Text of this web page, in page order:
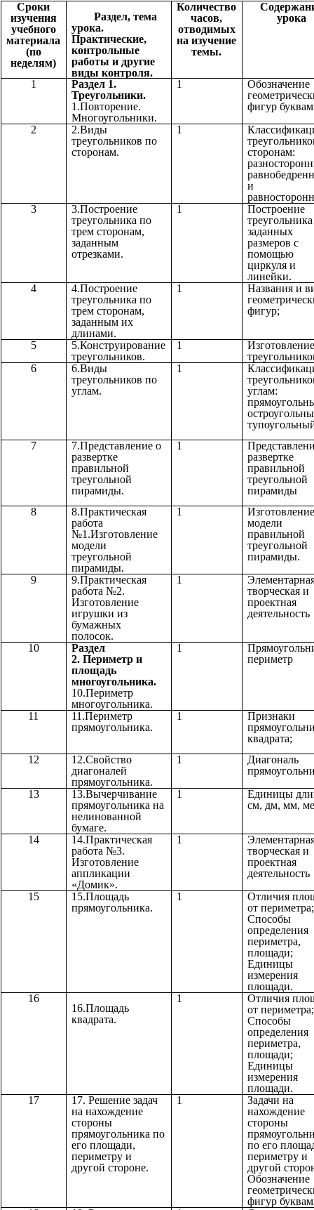
Сроки
изучения
учебного
материала
(по
неделям)
Раздел, тема
урока.
Практические,
контрольные
работы и другие
виды контроля.
Количество
часов,
отводимых
на изучение
темы.
урока
1
Раздел 1.
Треугольники.
1.Повторение.
Многоугольники.
1
Обозначение
фигур
2
2.Виды
треугольников по
сторонам.
1
сторонам:
и
3
3.Построение
треугольника по
трем сторонам,
заданным
отрезками.
1
Построение
треугольника
заданных
размеров с
помощью
циркуля и
линейки.
4
4.Построение
треугольника по
трем сторонам,
заданным их
длинами.
1
Названия и
фигур;
5
5.Конструирование
треугольников.
1
Изготовление
6
6.Виды
треугольников по
углам.
1
углам:
7
7.Представление о
развертке
правильной
треугольной
пирамиды.
1
развертке
правильной
треугольной
пирамиды
8
8.Практическая
работа
№1.Изготовление
модели
треугольной
пирамиды.
1
Изготовление
модели
правильной
треугольной
пирамиды.
9
9.Практическая
работа №2.
Изготовление
игрушки из
бумажных
полосок.
1
творческая и
проектная
деятельность
10
Раздел
2. Периметр и
площадь
многоугольника.
10.Периметр
многоугольника.
1
периметр
11
11.Периметр
прямоугольника.
1
Признаки
квадрата;
12
12.Свойство
диагоналей
прямоугольника.
1
Диагональ
13
13.Вычерчивание
прямоугольника на
нелинованной
бумаге.
1
Единицы
см, дм, мм,
14
14.Практическая
работа №3.
Изготовление
аппликации
«Домик».
1
творческая и
проектная
деятельность
15
15.Площадь
прямоугольника.
1
Отличия
от периметра;
Способы
определения
периметра,
площади;
Единицы
измерения
площади.
16
16.Площадь
квадрата.
1
Отличия
от периметра;
Способы
определения
периметра,
площади;
Единицы
измерения
площади.
17
17. Решение задач
на нахождение
стороны
прямоугольника по
его площади,
периметру и
другой стороне.
1
Задачи на
нахождение
стороны
по его
периметру и
другой
Обозначение
фигур